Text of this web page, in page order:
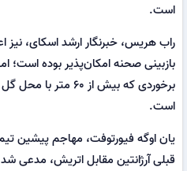
است.
راب هریس، خبرنگار ارشد اسکای، نیز
برخوردی که بیش از
است.
یان اوگه فیورتوفت، مهاجم پیشین تیم
قبلی آرژانتین مقابل اتریش، مدعی